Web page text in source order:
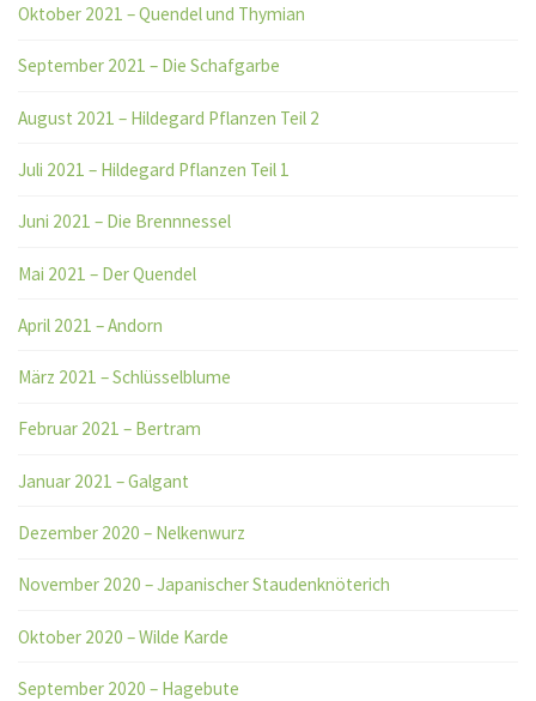
Oktober 2021 – Quendel und Thymian
September 2021 – Die Schafgarbe
August 2021 – Hildegard Pflanzen Teil 2
Juli 2021 – Hildegard Pflanzen Teil 1
Juni 2021 – Die Brennnessel
Mai 2021 – Der Quendel
April 2021 – Andorn
März 2021 – Schlüsselblume
Februar 2021 – Bertram
Januar 2021 – Galgant
Dezember 2020 – Nelkenwurz
November 2020 – Japanischer Staudenknöterich
Oktober 2020 – Wilde Karde
September 2020 – Hagebute